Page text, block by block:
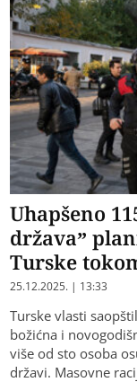
Uhapšeno
država”
Turske
25.12.2025. | 13:33
Turske vlasti
božićna i
više od sto osoba
državi. Masovne